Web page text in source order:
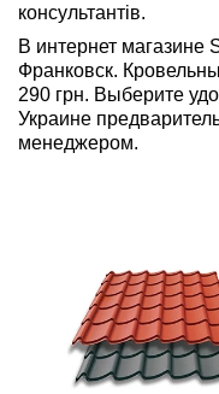
консультантів.
В интернет
Франковск.
290 грн. Выберите
Украине
менеджером.